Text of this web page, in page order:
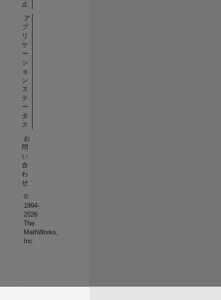
止
ア
プ
リ
ケ
ー
シ
ョ
ン
ス
テ
ー
タ
ス
お
問
い
合
わ
せ
©
1994-
2026
The
MathWorks,
Inc.